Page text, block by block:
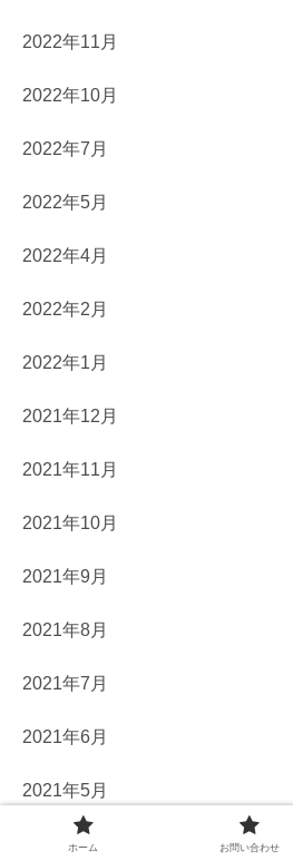
2022年11月
2022年10月
2022年7月
2022年5月
2022年4月
2022年2月
2022年1月
2021年12月
2021年11月
2021年10月
2021年9月
2021年8月
2021年7月
2021年6月
2021年5月
2021年4月
ホーム お問い合わせ